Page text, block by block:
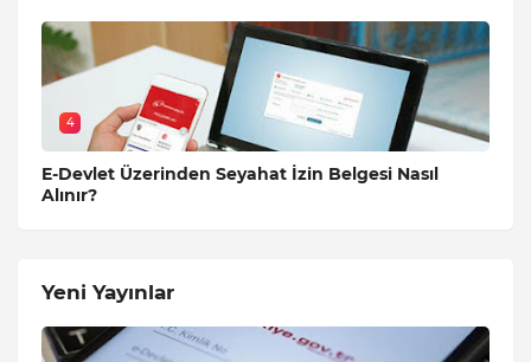
4
E-Devlet Üzerinden Seyahat İzin Belgesi Nasıl
Alınır?
Yeni Yayınlar